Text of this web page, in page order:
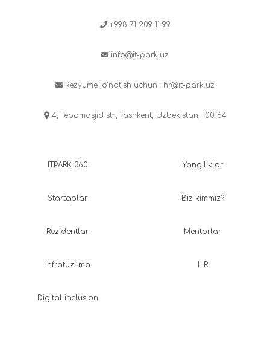
+998 71 209 11 99
info@it-park.uz
Rezyume jo‘natish uchun : hr@it-park.uz
4, Tepamasjid str., Tashkent, Uzbekistan, 100164
ITPARK 360
Startaplar
Rezidentlar
Infratuzilma
Digital inclusion
Yangiliklar
Biz kimmiz?
Mentorlar
HR